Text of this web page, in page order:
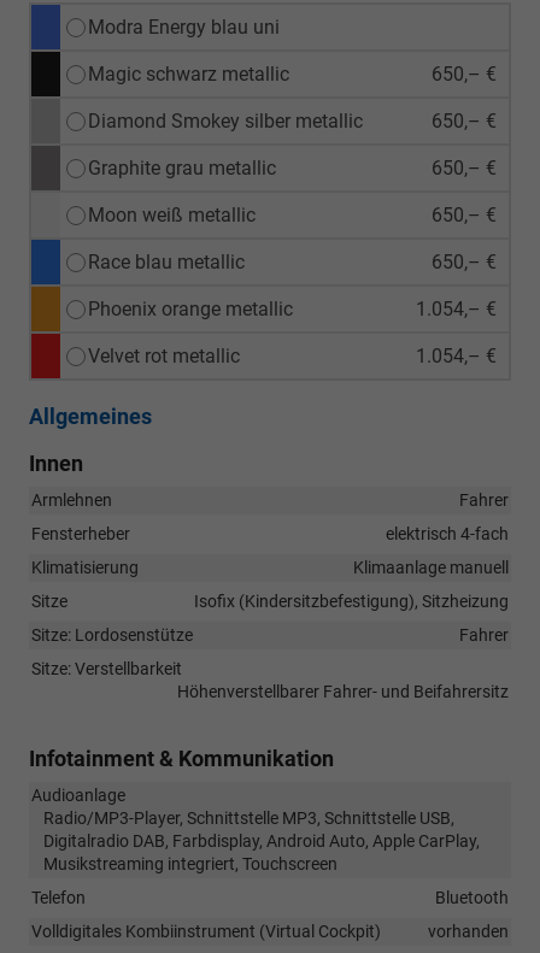
Modra Energy blau uni
Magic schwarz metallic 650,– €
Diamond Smokey silber metallic 650,– €
Graphite grau metallic 650,– €
Moon weiß metallic 650,– €
Race blau metallic 650,– €
Phoenix orange metallic 1.054,– €
Velvet rot metallic 1.054,– €
Allgemeines
Innen
Armlehnen
Fahrer
Fensterheber
elektrisch 4-fach
Klimatisierung
Klimaanlage manuell
Sitze
Isofix (Kindersitzbefestigung), Sitzheizung
Sitze: Lordosenstütze
Fahrer
Sitze: Verstellbarkeit
Höhenverstellbarer Fahrer- und Beifahrersitz
Infotainment & Kommunikation
Audioanlage
Radio/MP3-Player, Schnittstelle MP3, Schnittstelle USB,
Digitalradio DAB, Farbdisplay, Android Auto, Apple CarPlay,
Musikstreaming integriert, Touchscreen
Telefon
Bluetooth
Volldigitales Kombiinstrument (Virtual Cockpit)
vorhanden